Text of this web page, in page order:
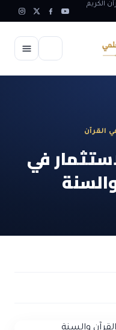
الكريم
القرآن
في